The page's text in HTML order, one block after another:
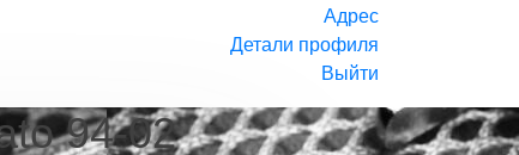
Адрес
Детали профиля
Выйти
94-02